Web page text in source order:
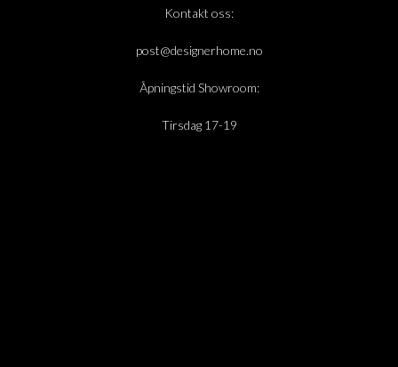
Kontakt oss:
post@designerhome.no
Åpningstid Showroom:
Tirsdag 17-19